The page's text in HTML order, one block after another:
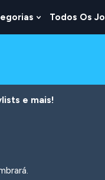
Show
Submenu
Todos Os
e mais!